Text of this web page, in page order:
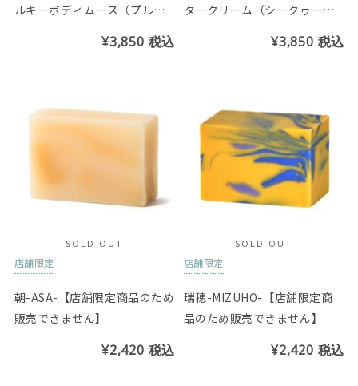
ルキーボディムース（プルメ
¥3,850 税込
タークリーム（シークヮーサ
¥3,850 税込
SOLD OUT
店舗限定
朝-ASA-【店舗限定商品のため
販売できません】
¥2,420 税込
SOLD OUT
店舗限定
瑞穂-MIZUHO-【店舗限定商
品のため販売できません】
¥2,420 税込